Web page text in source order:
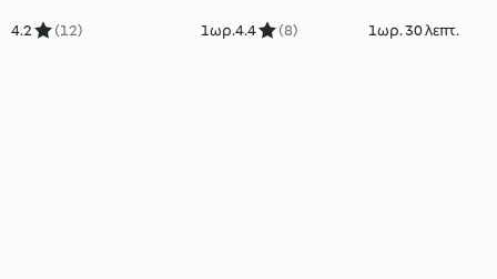
4.2 (12) 1ωρ.4.4 (8) 1ωρ. 30 λεπτ.